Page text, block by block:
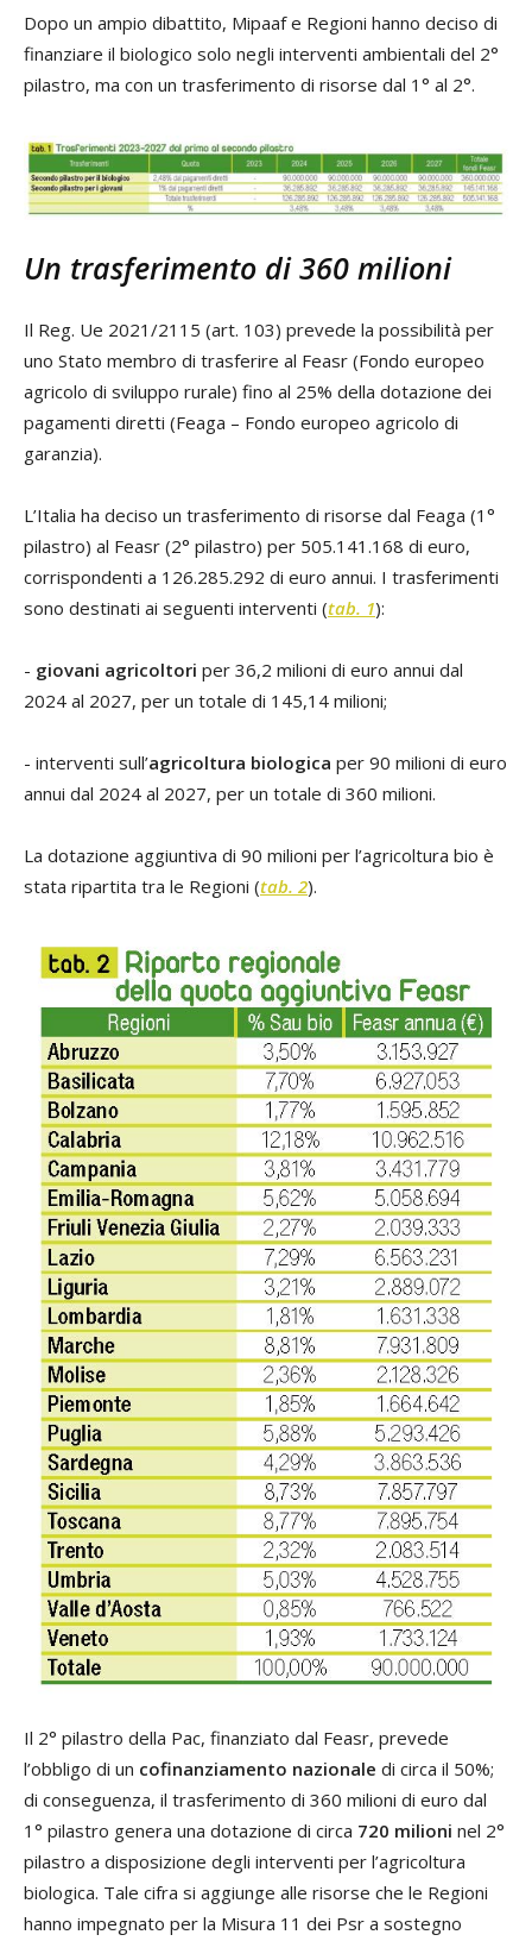
Dopo un ampio dibattito, Mipaaf e Regioni hanno deciso di
finanziare il biologico solo negli interventi ambientali del 2°
pilastro, ma con un trasferimento di risorse dal 1° al 2°.
Un trasferimento di 360 milioni
Il Reg. Ue 2021/2115 (art. 103) prevede la possibilità per
uno Stato membro di trasferire al Feasr (Fondo europeo
agricolo di sviluppo rurale) fino al 25% della dotazione dei
pagamenti diretti (Feaga – Fondo europeo agricolo di
garanzia).
L’Italia ha deciso un trasferimento di risorse dal Feaga (1°
pilastro) al Feasr (2° pilastro) per 505.141.168 di euro,
corrispondenti a 126.285.292 di euro annui. I trasferimenti
sono destinati ai seguenti interventi (tab. 1):
- giovani agricoltori per 36,2 milioni di euro annui dal
2024 al 2027, per un totale di 145,14 milioni;
- interventi sull’agricoltura biologica per 90 milioni di euro
annui dal 2024 al 2027, per un totale di 360 milioni.
La dotazione aggiuntiva di 90 milioni per l’agricoltura bio è
stata ripartita tra le Regioni (tab. 2).
Il 2° pilastro della Pac, finanziato dal Feasr, prevede
l’obbligo di un cofinanziamento nazionale di circa il 50%;
di conseguenza, il trasferimento di 360 milioni di euro dal
1° pilastro genera una dotazione di circa 720 milioni nel 2°
pilastro a disposizione degli interventi per l’agricoltura
biologica. Tale cifra si aggiunge alle risorse che le Regioni
hanno impegnato per la Misura 11 dei Psr a sostegno